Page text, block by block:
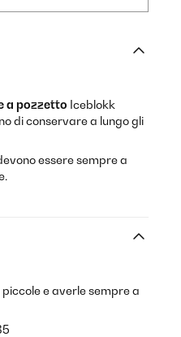
a pozzetto Iceblokk
di conservare a lungo gli
essere sempre a
e averle sempre a